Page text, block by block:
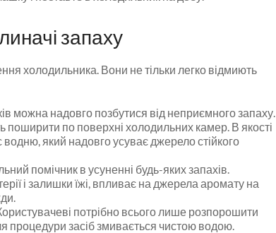
запаху
холодильника. Вони не тільки легко відмиють
можна надовго позбутися від неприємного запаху.
поширити по поверхні холодильних камер. В якості
який надовго усуває джерело стійкого
помічник в усуненні будь-яких запахів.
і залишки їжі, впливає на джерела аромату на
потрібно всього лише розпорошити
процедури засіб змивається чистою водою.